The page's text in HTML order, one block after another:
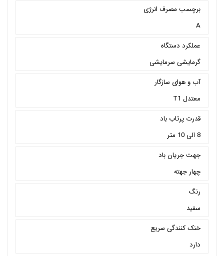
برچسب مصرف انرژی
A
عملکرد دستگاه
گرمایشی سرمایشی
آب و هوای سازگار
معتدل T1
قدرت پرتاب باد
8 الی 10 متر
جهت جریان باد
چهار جهته
رنگ
سفید
خنک کنندگی سریع
دارد